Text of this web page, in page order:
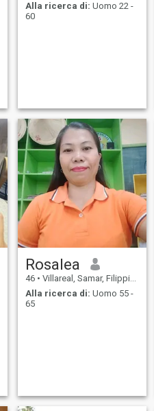
Alla ricerca di: Uomo 22 -
60
Rosalea
46 • Villareal, Samar, Filippine
Alla ricerca di: Uomo 55 -
65